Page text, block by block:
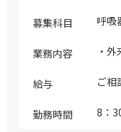
募集科目 呼吸
業務内容 ・
給与 ご相
勤務時間 8：